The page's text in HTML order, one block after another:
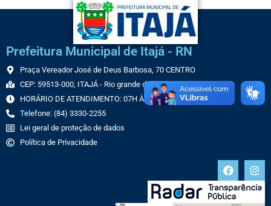
Prefeitura Municipal de Itajá - RN
Praça Vereador José de Deus Barbosa, 70 CENTRO
CEP: 59513-000, ITAJÁ - Rio grande do Norte
HORÁRIO DE ATENDIMENTO: 07H ÀS 13H
Telefone: (84) 3330-2255
Lei geral de proteção de dados
Política de Privacidade